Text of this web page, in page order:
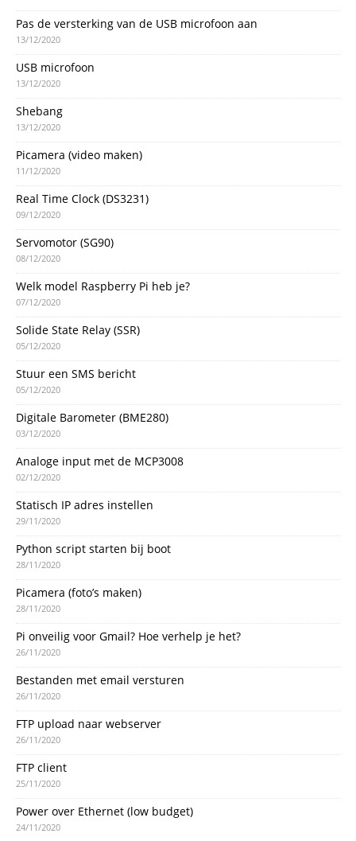
Pas de versterking van de USB microfoon aan
13/12/2020
USB microfoon
13/12/2020
Shebang
13/12/2020
Picamera (video maken)
11/12/2020
Real Time Clock (DS3231)
09/12/2020
Servomotor (SG90)
08/12/2020
Welk model Raspberry Pi heb je?
07/12/2020
Solide State Relay (SSR)
05/12/2020
Stuur een SMS bericht
05/12/2020
Digitale Barometer (BME280)
03/12/2020
Analoge input met de MCP3008
02/12/2020
Statisch IP adres instellen
29/11/2020
Python script starten bij boot
28/11/2020
Picamera (foto’s maken)
28/11/2020
Pi onveilig voor Gmail? Hoe verhelp je het?
26/11/2020
Bestanden met email versturen
26/11/2020
FTP upload naar webserver
26/11/2020
FTP client
25/11/2020
Power over Ethernet (low budget)
24/11/2020